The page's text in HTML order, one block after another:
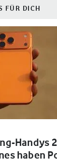
FÜR DICH
Handys
haben